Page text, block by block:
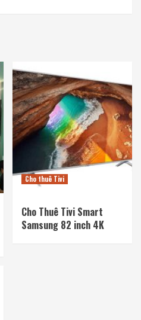
Cho thuê Tivi
Cho Thuê Tivi Smart
Samsung 82 inch 4K